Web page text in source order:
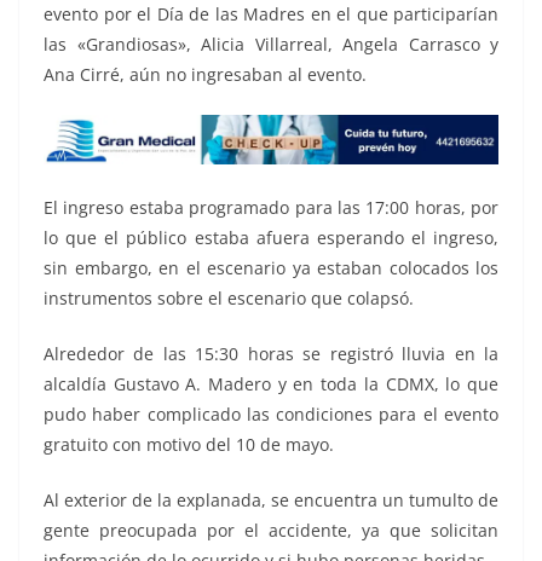
evento por el Día de las Madres en el que participarían
las «Grandiosas», Alicia Villarreal, Angela Carrasco y
Ana Cirré, aún no ingresaban al evento.
El ingreso estaba programado para las 17:00 horas, por
lo que el público estaba afuera esperando el ingreso,
sin embargo, en el escenario ya estaban colocados los
instrumentos sobre el escenario que colapsó.
Alrededor de las 15:30 horas se registró lluvia en la
alcaldía Gustavo A. Madero y en toda la CDMX, lo que
pudo haber complicado las condiciones para el evento
gratuito con motivo del 10 de mayo.
Al exterior de la explanada, se encuentra un tumulto de
gente preocupada por el accidente, ya que solicitan